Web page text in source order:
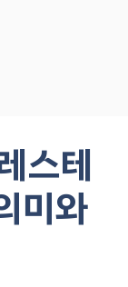
스테
미와